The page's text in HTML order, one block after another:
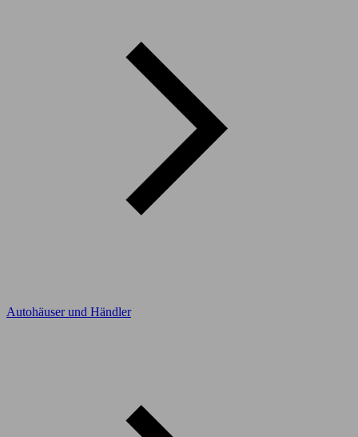
Autohäuser und Händler